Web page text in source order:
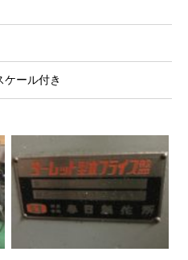
ケール付き